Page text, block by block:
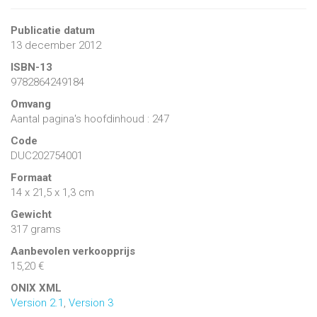
Publicatie datum
13 december 2012
ISBN-13
9782864249184
Omvang
Aantal pagina's hoofdinhoud : 247
Code
DUC202754001
Formaat
14 x 21,5 x 1,3 cm
Gewicht
317 grams
Aanbevolen verkoopprijs
15,20 €
ONIX XML
Version 2.1 Version 3